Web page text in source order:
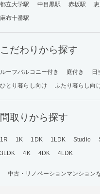
都立大学駅
中目黒駅 赤坂駅
麻布十番駅
こだわりから探す
ルーフバルコニー付き 庭付き 日
ひとり暮らし向け
ふたり暮らし向
間取りから探す
1R 1K 1DK 1LDK Studio
3LDK
4K 4DK 4LDK
中古・リノベーションマンション